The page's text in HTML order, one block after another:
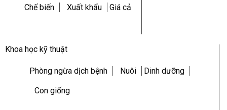
Chế biến Xuất khẩu Giá cả
Khoa học kỹ thuật
Phòng ngừa dịch bệnh Nuôi Dinh dưỡng
Con giống